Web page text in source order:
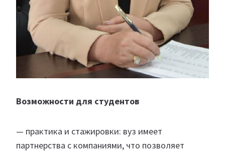
Возможности для студентов
— практика и стажировки: вуз имеет
партнерства с компаниями, что позволяет